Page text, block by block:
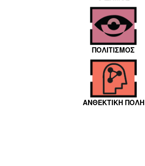
ΠΟΛΙΤΙΣΜΟΣ
ΑΝΘΕΚΤΙΚΗ ΠΟΛΗ